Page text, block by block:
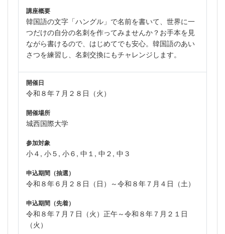
講座概要
韓国語の文字「ハングル」で名前を書いて、世界に一
つだけの自分の名刺を作ってみませんか？お手本を見
ながら書けるので、はじめてでも安心。韓国語のあい
さつを練習し、名刺交換にもチャレンジします。
開催日
令和８年７月２８日（火）
開催場所
城西国際大学
参加対象
小４, 小５, 小６, 中１, 中２, 中３
申込期間（抽選）
令和８年６月２８日（日）～令和８年７月４日（土）
申込期間（先着）
令和８年７月７日（火）正午～令和８年７月２１日
（火）